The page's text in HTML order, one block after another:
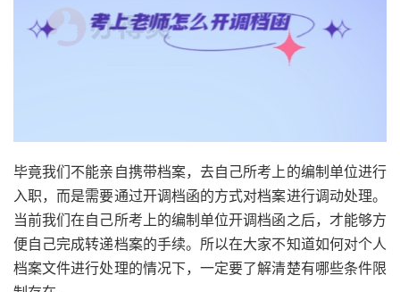
毕竟我们不能亲自携带档案，去自己所考上的编制单位进行
入职，而是需要通过开调档函的方式对档案进行调动处理。
当前我们在自己所考上的编制单位开调档函之后，才能够方
便自己完成转递档案的手续。所以在大家不知道如何对个人
档案文件进行处理的情况下，一定要了解清楚有哪些条件限